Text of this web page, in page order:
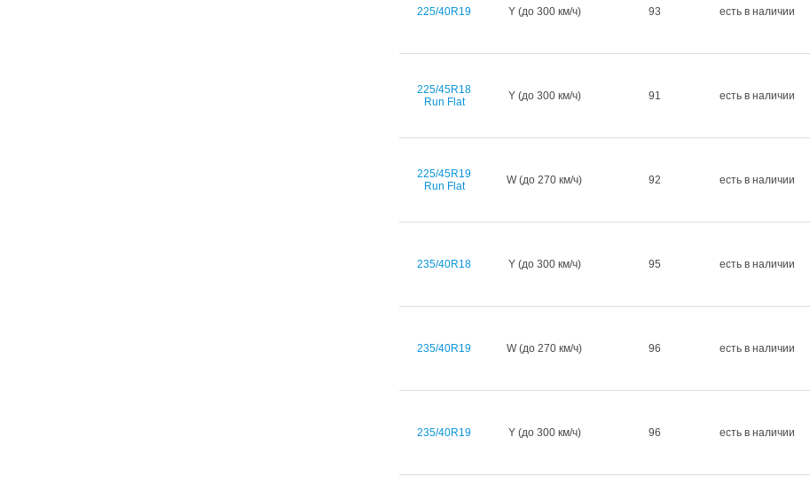
225/40R19 Y (до 300 км/ч) 93 есть в наличии
225/45R18
Run Flat
Y (до 300 км/ч) 91 есть в наличии
225/45R19
Run Flat
W (до 270 км/ч) 92 есть в наличии
235/40R18 Y (до 300 км/ч) 95 есть в наличии
235/40R19 W (до 270 км/ч) 96 есть в наличии
235/40R19 Y (до 300 км/ч) 96 есть в наличии